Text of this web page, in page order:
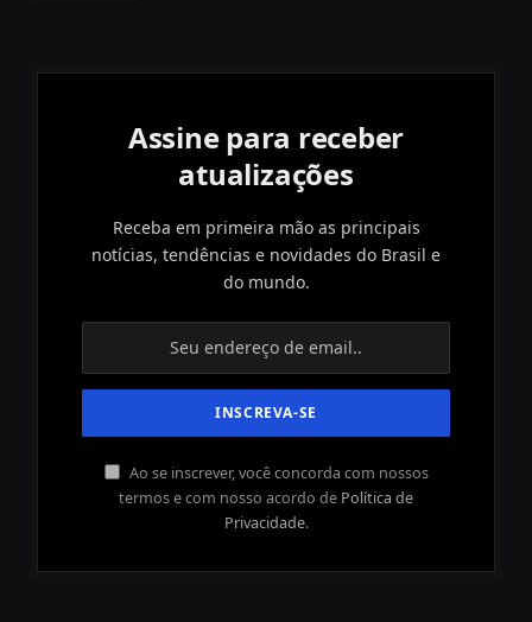
Assine para receber
atualizações
Receba em primeira mão as principais
notícias, tendências e novidades do Brasil e
do mundo.
Ao se inscrever, você concorda com nossos
termos e com nosso acordo de Política de
Privacidade.